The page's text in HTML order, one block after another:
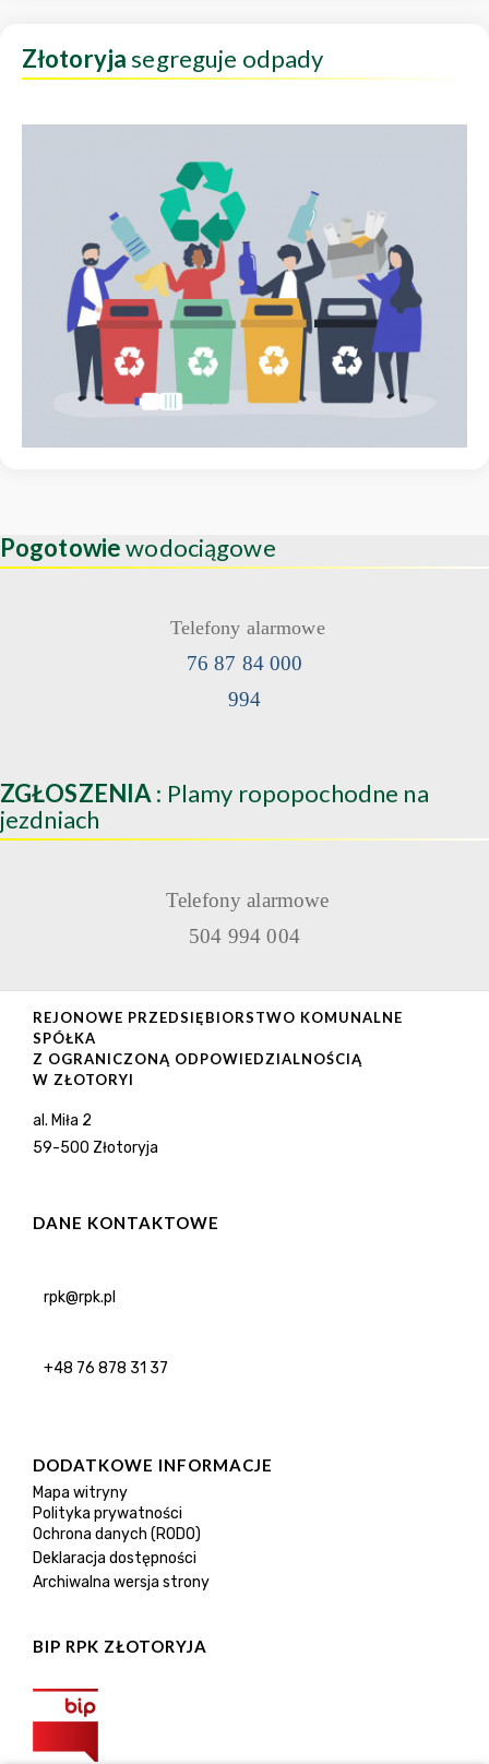
Złotoryjasegreguje odpady
Pogotowiewodociągowe
Telefony alarmowe
76 87 84 000
994
ZGŁOSZENIA : Plamy ropopochodne na
jezdniach
Telefony alarmowe
504 994 004
REJONOWE PRZEDSIĘBIORSTWO KOMUNALNE
SPÓŁKA
Z OGRANICZONĄ ODPOWIEDZIALNOŚCIĄ
W ZŁOTORYI
al. Miła 2
59-500 Złotoryja
DANE KONTAKTOWE
rpk@rpk.pl
+48 76 878 31 37
DODATKOWE INFORMACJE
Mapa witryny
Polityka prywatności
Ochrona danych (RODO)
Deklaracja dostępności
Archiwalna wersja strony
BIP RPK ZŁOTORYJA